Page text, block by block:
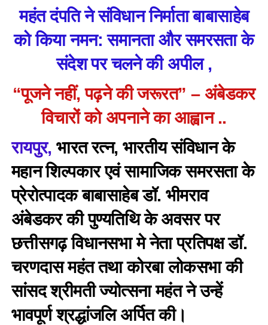
महंत दंपति ने संविधान निर्माता बाबासाहेब
को किया नमन: समानता और समरसता के
संदेश पर चलने की अपील ,
“पूजने नहीं, पढ़ने की जरूरत” – अंबेडकर
विचारों को अपनाने का आह्वान ..
रायपुर,भारत रत्न, भारतीय संविधान के
महान शिल्पकार एवं सामाजिक समरसता के
प्रेरोत्पादक बाबासाहेब डॉ. भीमराव
अंबेडकर की पुण्यतिथि के अवसर पर
छत्तीसगढ़ विधानसभा मे नेता प्रतिपक्ष डॉ.
चरणदास महंत तथा कोरबा लोकसभा की
सांसद श्रीमती ज्योत्सना महंत ने उन्हें
भावपूर्ण श्रद्धांजलि अर्पित की।